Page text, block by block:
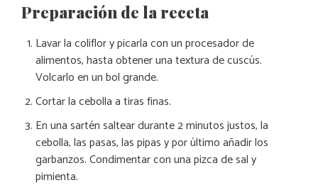
Preparación de la receta
Lavar la coliflor y picarla con un procesador de
alimentos, hasta obtener una textura de cuscús.
Volcarlo en un bol grande.
Cortar la cebolla a tiras finas.
En una sartén saltear durante 2 minutos justos, la
cebolla, las pasas, las pipas y por último añadir los
garbanzos. Condimentar con una pizca de sal y
pimienta.